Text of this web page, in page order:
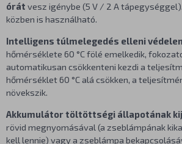
órát vesz igénybe (5 V / 2 A
közben is használható.
Intelligens túlmelegedés elleni
hőmérséklete 60 °C fölé emelkedik,
automatikusan csökkenteni kezdi a
hőmérséklet 60 °C alá csökken, a
növekszik.
Akkumulátor töltöttségi állapotának
rövid megnyomásával (a zseblámpának
kell lennie) vagy a zseblámpa